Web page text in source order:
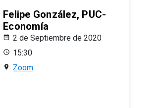
Felipe González, PUC-
Economía
2 de Septiembre de 2020
15:30
Zoom